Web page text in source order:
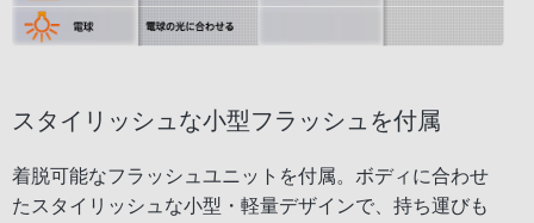
スタイリッシュな小型フラッシュを付属
着脱可能なフラッシュユニットを付属。ボディに合わせ
たスタイリッシュな小型・軽量デザインで、持ち運びも